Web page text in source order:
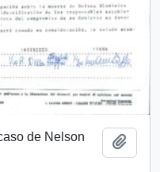
de Nelson